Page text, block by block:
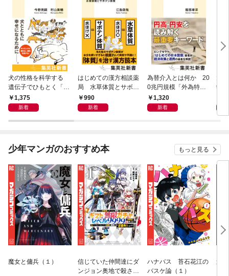
犬の性格を科学する
遺伝子でひもとく「最
良の友」の進化
1,375
新着
はじめての漢方相談薬
局 水草体質とサボテ
ン体質
990
新着
為替介入とは何か 20
0兆円規模「外為特
会」が生まれた謎
1,320
新着
学
少年マンガのおすすめ本 もっと見る
魔女と傭兵（１）
信じていた仲間達にダ
ンジョン奥地で殺され
ハナバス 苔石花江の
バスケ論（１）
追